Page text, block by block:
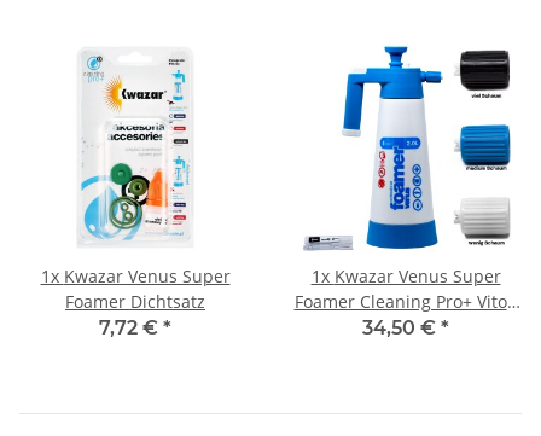
1x Kwazar Venus Super
Foamer Dichtsatz
7,72 € *
1x Kwazar Venus Super
Foamer Cleaning Pro+ Viton
2L Box mit Zubehör
34,50 € *